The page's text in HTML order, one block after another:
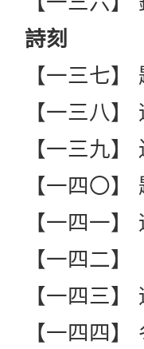
詩刻
【一三七
【一三八
【一三九
【一四〇
【一四一】
【一四二
【一四三
【一四四